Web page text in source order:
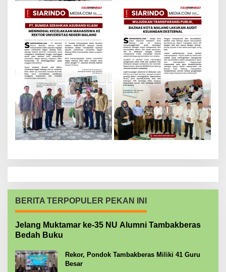
BERITA TERPOPULER PEKAN INI
Jelang Muktamar ke-35 NU Alumni Tambakberas
Bedah Buku
Rekor, Pondok Tambakberas Miliki 41 Guru
Besar